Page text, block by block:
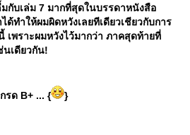
บเล่ม 7 มากที่สุดในบรรดาหนังสือ
ทำให้ผมผิดหวังเลยทีเดียวเชียวกับการ
เพราะผมหวังไว้มากว่า ภาคสุดท้ายที่
นเดียวกัน!
กรด B+ ... { }